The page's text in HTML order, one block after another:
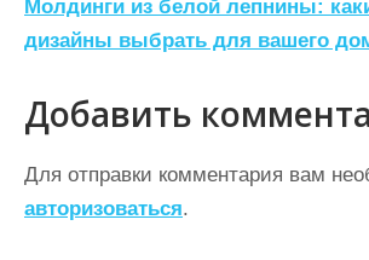
Н
а
в
и
г
а
Молдинги из белой лепнины:
дизайны выбрать для вашего
Добавить
Для отправки комментария вам
авторизоваться.